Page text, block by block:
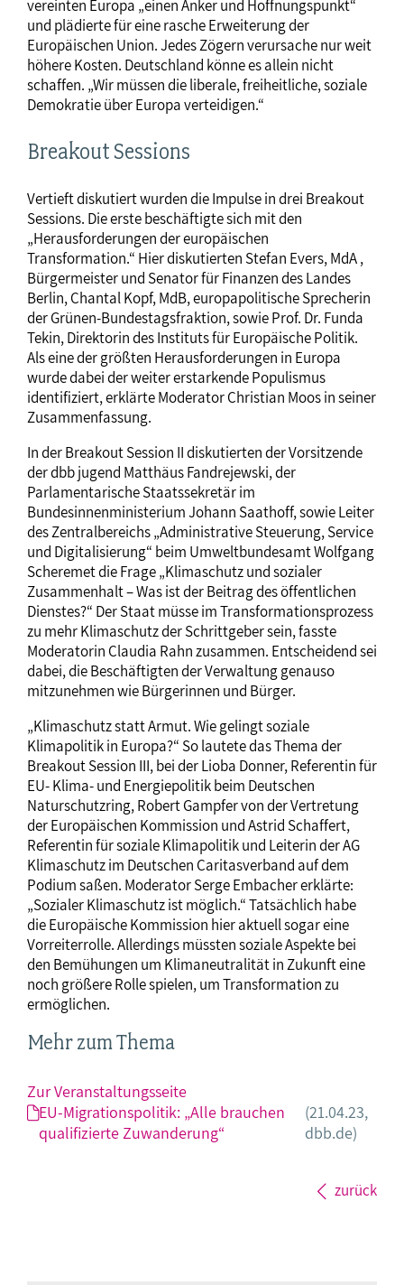
vereinten Europa „einen Anker und Hoffnungspunkt“
und plädierte für eine rasche Erweiterung der
Europäischen Union. Jedes Zögern verursache nur weit
höhere Kosten. Deutschland könne es allein nicht
schaffen. „Wir müssen die liberale, freiheitliche, soziale
Demokratie über Europa verteidigen.“
Breakout Sessions
Vertieft diskutiert wurden die Impulse in drei Breakout
Sessions. Die erste beschäftigte sich mit den
„Herausforderungen der europäischen
Transformation.“ Hier diskutierten Stefan Evers, MdA ,
Bürgermeister und Senator für Finanzen des Landes
Berlin, Chantal Kopf, MdB, europapolitische Sprecherin
der Grünen-Bundestagsfraktion, sowie Prof. Dr. Funda
Tekin, Direktorin des Instituts für Europäische Politik.
Als eine der größten Herausforderungen in Europa
wurde dabei der weiter erstarkende Populismus
identifiziert, erklärte Moderator Christian Moos in seiner
Zusammenfassung.
In der Breakout Session II diskutierten der Vorsitzende
der dbb jugend Matthäus Fandrejewski, der
Parlamentarische Staatssekretär im
Bundesinnenministerium Johann Saathoff, sowie Leiter
des Zentralbereichs „Administrative Steuerung, Service
und Digitalisierung“ beim Umweltbundesamt Wolfgang
Scheremet die Frage „Klimaschutz und sozialer
Zusammenhalt – Was ist der Beitrag des öffentlichen
Dienstes?“ Der Staat müsse im Transformationsprozess
zu mehr Klimaschutz der Schrittgeber sein, fasste
Moderatorin Claudia Rahn zusammen. Entscheidend sei
dabei, die Beschäftigten der Verwaltung genauso
mitzunehmen wie Bürgerinnen und Bürger.
„Klimaschutz statt Armut. Wie gelingt soziale
Klimapolitik in Europa?“ So lautete das Thema der
Breakout Session III, bei der Lioba Donner, Referentin für
EU- Klima- und Energiepolitik beim Deutschen
Naturschutzring, Robert Gampfer von der Vertretung
der Europäischen Kommission und Astrid Schaffert,
Referentin für soziale Klimapolitik und Leiterin der AG
Klimaschutz im Deutschen Caritasverband auf dem
Podium saßen. Moderator Serge Embacher erklärte:
„Sozialer Klimaschutz ist möglich.“ Tatsächlich habe
die Europäische Kommission hier aktuell sogar eine
Vorreiterrolle. Allerdings müssten soziale Aspekte bei
den Bemühungen um Klimaneutralität in Zukunft eine
noch größere Rolle spielen, um Transformation zu
ermöglichen.
Mehr zum Thema
Zur Veranstaltungsseite
EU-Migrationspolitik: „Alle brauchen
qualifizierte Zuwanderung“
(21.04.23,
dbb.de)
zurück